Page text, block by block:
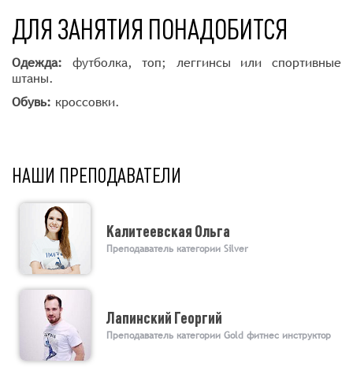
Рекомендуется для взрослых с любым уровнем
подготовки.
ДЛЯ ЗАНЯТИЯ ПОНАДОБИТСЯ
Одежда: футболка, топ; леггинсы или спортивные
штаны.
Обувь: кроссовки.
НАШИ ПРЕПОДАВАТЕЛИ
Калитеевская Ольга
Преподаватель категории Silver
Лапинский Георгий
Преподаватель категории Gold фитнес инструктор